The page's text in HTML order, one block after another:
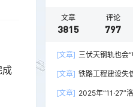
成
文章
3815
评论
797
[文章] 三伏天钢轨也会
[文章] 铁路工程建设失
[文章] 2025年“11·27”